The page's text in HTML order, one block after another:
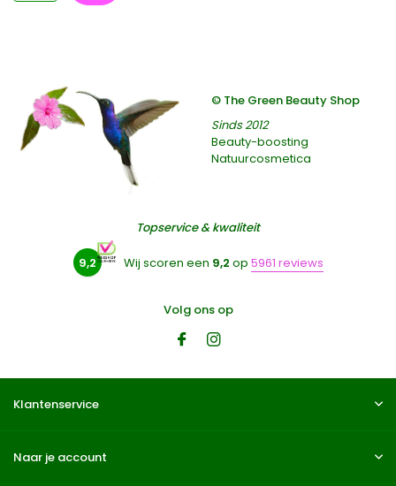
© The Green Beauty Shop
Sinds 2012
Beauty-boosting
Natuurcosmetica
Topservice & kwaliteit
9,2 Wij scoren een 9,2 op 5961 reviews
Volg ons op
Klantenservice
Naar je account